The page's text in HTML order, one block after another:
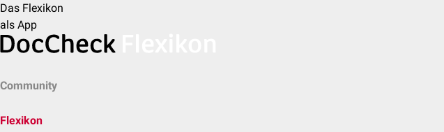
Das Flexikon
als App
Community
Flexikon